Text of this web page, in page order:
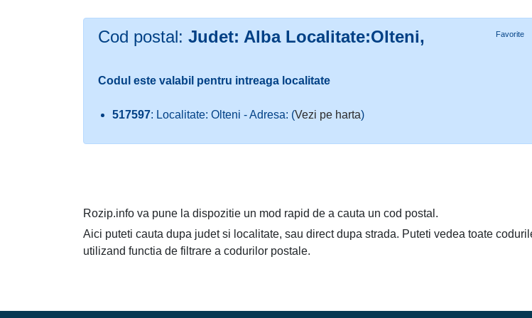
Cod postal: Judet: Alba Localitate:Olteni, Favorite
Codul este valabil pentru intreaga localitate
517597: Localitate: Olteni - Adresa: (Vezi pe harta)
Rozip.info va pune la dispozitie un mod rapid de a cauta un cod postal.
Aici puteti cauta dupa judet si localitate, sau direct dupa strada. Puteti vedea toate
utilizand functia de filtrare a codurilor postale.